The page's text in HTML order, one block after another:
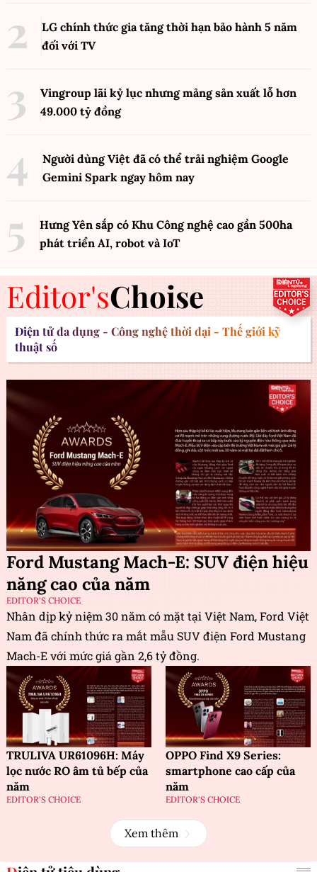
LG chính thức gia tăng thời hạn bảo hành 5 năm
đối với TV
Vingroup lãi kỷ lục nhưng mảng sản xuất lỗ hơn
49.000 tỷ đồng
Người dùng Việt đã có thể trải nghiệm Google
Gemini Spark ngay hôm nay
Hưng Yên sắp có Khu Công nghệ cao gần 500ha
phát triển AI, robot và IoT
Editor'sChoise
Điện tử đa dụng - Công nghệ thời đại - Thế giới kỹ
thuật số
Ford Mustang Mach-E: SUV điện hiệu
năng cao của năm
EDITOR'S CHOICE
Nhân dịp kỷ niệm 30 năm có mặt tại Việt Nam, Ford Việt
Nam đã chính thức ra mắt mẫu SUV điện Ford Mustang
Mach-E với mức giá gần 2,6 tỷ đồng.
TRULIVA UR61096H: Máy
lọc nước RO âm tủ bếp của
năm
EDITOR'S CHOICE
OPPO Find X9 Series:
smartphone cao cấp của
năm
EDITOR'S CHOICE
Xem thêm